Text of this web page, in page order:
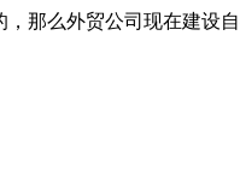
那么外贸公司现在建设